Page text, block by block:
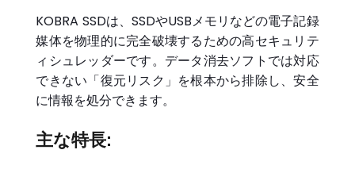
KOBRA SSDは、SSDやUSBメモリなどの電子記録
媒体を物理的に完全破壊するための高セキュリテ
ィシュレッダーです。データ消去ソフトでは対応
できない「復元リスク」を根本から排除し、安全
に情報を処分できます。
主な特長: